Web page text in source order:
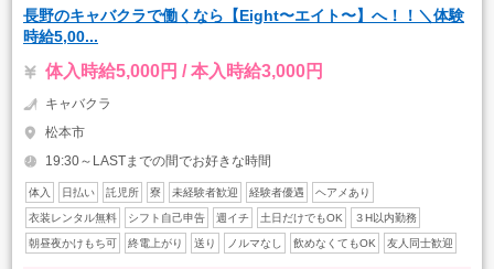
長野のキャバクラで働くなら【Eight〜エイト〜】へ！！＼体験
時給5,00...
体入時給5,000円 / 本入時給3,000円
キャバクラ
松本市
19:30～LASTまでの間でお好きな時間
体入 日払い 託児所 寮 未経験者歓迎 経験者優遇 ヘアメあり
衣装レンタル無料 シフト自己申告 週イチ 土日だけでもOK ３H以内勤務
朝昼夜かけもち可 終電上がり 送り ノルマなし 飲めなくてもOK 友人同士歓迎